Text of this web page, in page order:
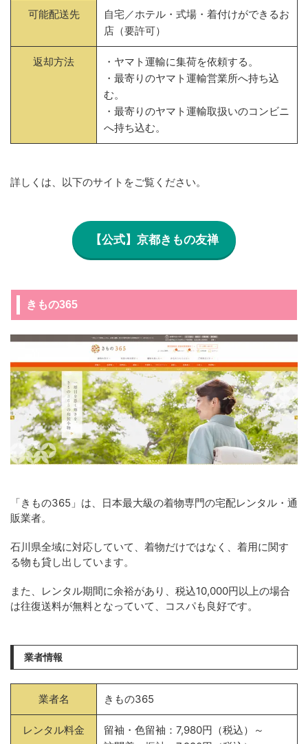
可能配送先
自宅／ホテル・式場・着付けができるお
店（要許可）
返却方法
・ヤマト運輸に集荷を依頼する。
・最寄りのヤマト運輸営業所へ持ち込
む。
・最寄りのヤマト運輸取扱いのコンビニ
へ持ち込む。
詳しくは、以下のサイトをご覧ください。
【公式】京都きもの友禅
きもの365
「きもの365」は、日本最大級の着物専門の宅配レンタル・通
販業者。
石川県全域に対応していて、着物だけではなく、着用に関す
る物も貸し出しています。
また、レンタル期間に余裕があり、税込10,000円以上の場合
は往復送料が無料となっていて、コスパも良好です。
業者情報
業者名 きもの365
レンタル料金
留袖・色留袖：7,980円（税込）～